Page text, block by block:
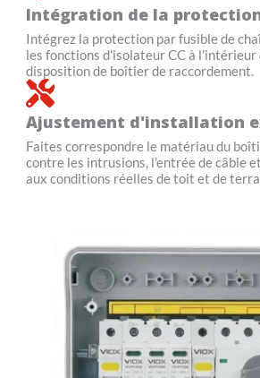
Intégration de la
Intégrez la protection par fusible de
les fonctions d'isolateur CC à l'intérieur
disposition de boîtier de raccordement.
Ajustement d'installation
Faites correspondre le matériau du
contre les intrusions, l'entrée de câble
aux conditions réelles de toit et de